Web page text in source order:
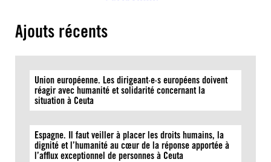
Ajouts récents
Union européenne. Les dirigeant·e·s européens doivent
réagir avec humanité et solidarité concernant la
situation à Ceuta
Espagne. Il faut veiller à placer les droits humains, la
dignité et l’humanité au cœur de la réponse apportée à
l’afflux exceptionnel de personnes à Ceuta